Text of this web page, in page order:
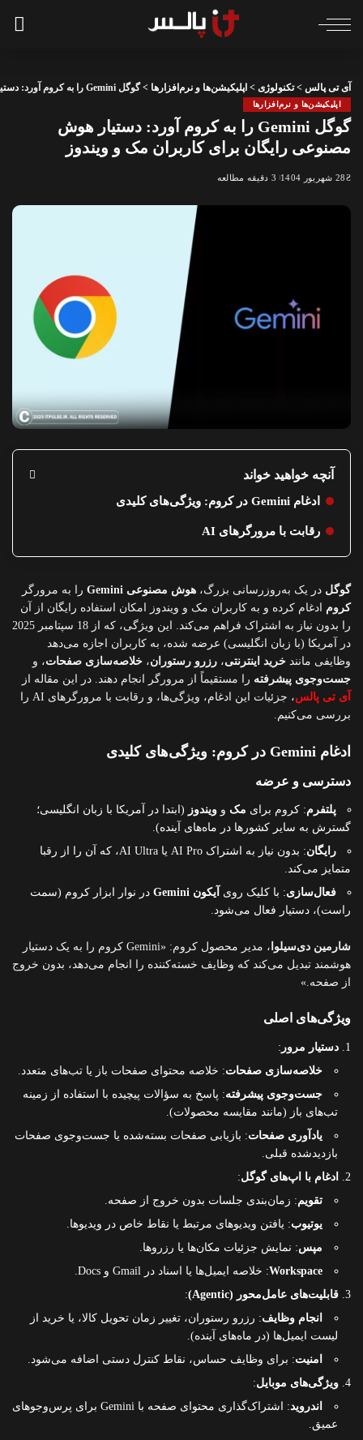
آی تی پالس >تکنولوژی > اپلیکیشن‌ها و نرم‌افزارها >گوگل Gemini را به کروم آورد: دستیار هوش مصنوعی رایگان برای کاربران مک و ویندوز
اپلیکیشن‌ها و نرم‌افزارها
گوگل Gemini را به کروم آورد: دستیار هوش
مصنوعی رایگان برای کاربران مک و ویندوز
28 شهریور 1404 3 دقیقه مطالعه
آنچه خواهید خواند
ادغام Gemini در کروم: ویژگی‌های کلیدی
رقابت با مرورگرهای AI
گوگل در یک به‌روزرسانی بزرگ، هوش مصنوعی Gemini
را به مرورگر
کروم ادغام کرده و به کاربران مک و ویندوز امکان استفاده رایگان از آن
را بدون نیاز به اشتراک فراهم می‌کند. این ویژگی، که از 18 سپتامبر 2025
در آمریکا (با زبان انگلیسی) عرضه شده، به کاربران اجازه می‌دهد
وظایفی مانند خرید اینترنتی، رزرو رستوران، خلاصه‌سازی صفحات، و
جست‌وجوی پیشرفته را مستقیماً از مرورگر انجام دهند. در این مقاله از
آی تی پالس
، جزئیات این ادغام، ویژگی‌ها، و رقابت با مرورگرهای AI را
بررسی می‌کنیم.
ادغام Gemini در کروم: ویژگی‌های کلیدی
دسترسی و عرضه
پلتفرم: کروم برای مک وویندوز (ابتدا در آمریکا با زبان انگلیسی؛
گسترش به سایر کشورها در ماه‌های آینده).
رایگان
: بدون نیاز به اشتراک AI Pro یا AI Ultra، که آن را از رقبا
متمایز می‌کند.
فعال‌سازی: با کلیک روی آیکون Gemini
در نوار ابزار کروم (سمت
راست)، دستیار فعال می‌شود.
شارمین دی‌سیلوا
، مدیر محصول کروم: «Gemini کروم را به یک دستیار
هوشمند تبدیل می‌کند که وظایف خسته‌کننده را انجام می‌دهد، بدون خروج
از صفحه.»
ویژگی‌های اصلی
دستیار مرور :
خلاصه‌سازی صفحات: خلاصه محتوای صفحات باز یا تب‌های متعدد.
جست‌وجوی پیشرفته: پاسخ به سؤالات پیچیده با استفاده از زمینه
تب‌های باز (مانند مقایسه محصولات).
یادآوری صفحات: بازیابی صفحات بسته‌شده یا جست‌وجوی صفحات
بازدیدشده قبلی.
ادغام با اپ‌های گوگل:
تقویم: زمان‌بندی جلسات بدون خروج از صفحه.
یوتیوب: یافتن ویدیوهای مرتبط یا نقاط خاص در ویدیوها.
مپس: نمایش جزئیات مکان‌ها یا رزروها.
Workspace: خلاصه ایمیل‌ها یا اسناد در Gmail و Docs.
قابلیت‌های عامل‌محور (Agentic)
:
انجام وظایف: رزرو رستوران، تغییر زمان تحویل کالا، یا خرید از
لیست ایمیل‌ها (در ماه‌های آینده).
امنیت: برای وظایف حساس، نقاط کنترل دستی اضافه می‌شود.
ویژگی‌های موبایل:
اندروید
: اشتراک‌گذاری محتوای صفحه با Gemini برای پرس‌وجوهای
عمیق.